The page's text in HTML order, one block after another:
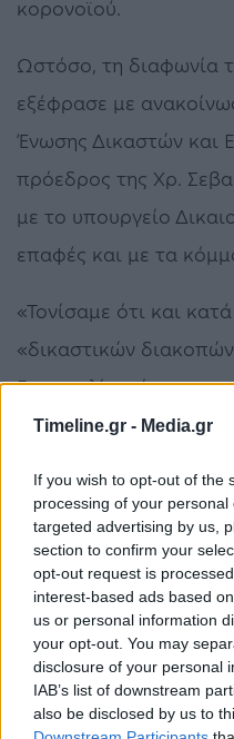
Timeline.gr - Media.gr
If you wish to opt-out of the
processing of your
targeted advertising by us,
section to confirm your
opt-out request is
interest-based ads based
us or personal information
your opt-out. You may
disclosure of your personal
IAB’s list of downstream
also be disclosed by us to
κορονοϊού.
Ωστόσο, τη διαφωνία
εξέφρασε με
Ένωσης Δικαστών και
πρόεδρος της Χρ.
με το υπουργείο
επαφές και με τα
«Τονίσαμε ότι και
«δικαστικών
Εισαγγελίες είναι
λειτουργοί
Η μείωση των
για 15 ημέρες, θα
αποτελέσματα από
έχει ως αναπόδραστη
δικαστικής ύλης και
έκδοση των
Η αγωνία των